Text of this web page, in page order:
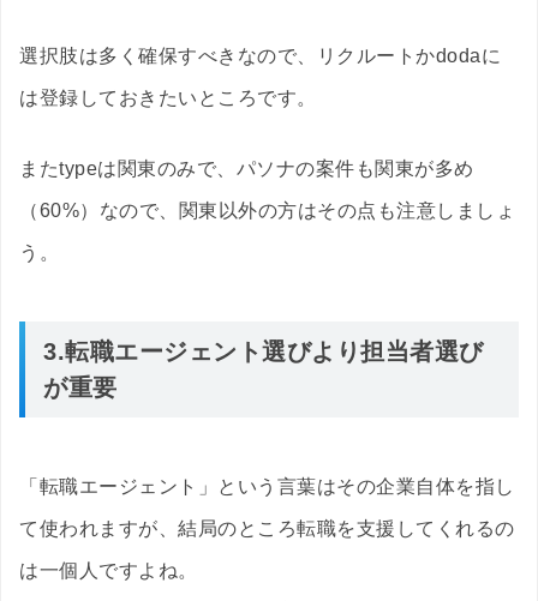
選択肢は多く確保すべきなので、リクルートかdodaに
は登録しておきたいところです。
またtypeは関東のみで、パソナの案件も関東が多め
（60%）なので、関東以外の方はその点も注意しましょ
う。
3.転職エージェント選びより担当者選び
が重要
「転職エージェント」という言葉はその企業自体を指し
て使われますが、結局のところ転職を支援してくれるの
は一個人ですよね。